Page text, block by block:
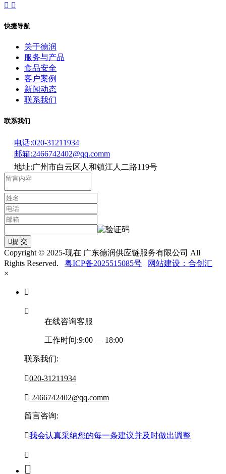
 
快捷导航
关于德润
服务与产品
食品安全
客户案例
新闻动态
联系我们
联系我们
电话:020-31211934
邮箱:2466742402@qq.comm
地址:广州市白云区人和镇江人二路119号
提 交
Copyright © 2025-现在 广东德润供应链服务有限公司 All
Rights Reserved.
粤ICP备2025515085号
网站建设：合创汇
×


在线咨询客服
工作时间:9:00 — 18:00
联系我们:
020-31211934
 2466742402@qq.comm
留言咨询:
我会认真采纳您的每一条建议并及时做出调整

